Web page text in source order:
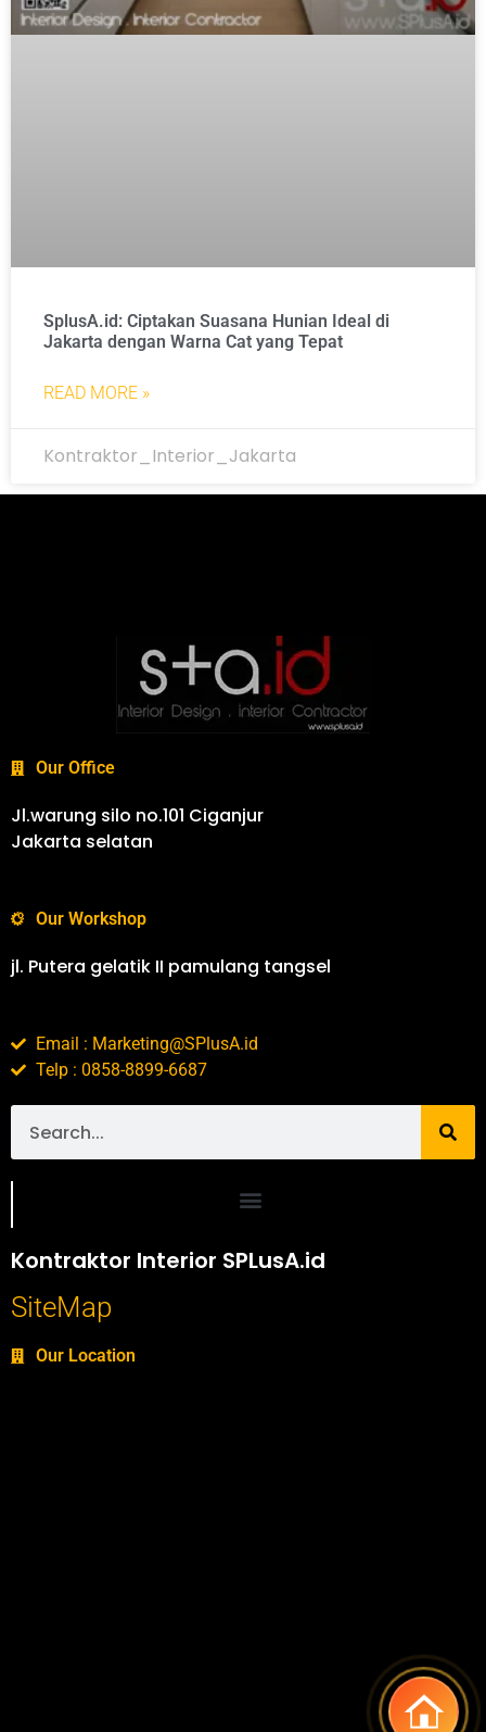
SplusA.id: Ciptakan Suasana Hunian Ideal di
Jakarta dengan Warna Cat yang Tepat
READ MORE »
Kontraktor_Interior_Jakarta
Our Office
Jl.warung silo no.101 Ciganjur
Jakarta selatan
Our Workshop
jl. Putera gelatik II pamulang tangsel
Email : Marketing@SPlusA.id
Telp : 0858-8899-6687
Kontraktor Interior SPLusA.id
SiteMap
Our Location